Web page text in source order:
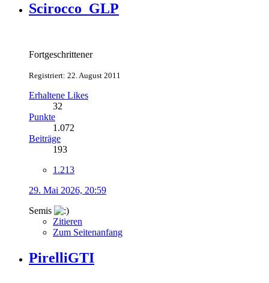
Scirocco_GLP
Fortgeschrittener
Registriert: 22. August 2011
Erhaltene Likes
32
Punkte
1.072
Beiträge
193
1.213
29. Mai 2026, 20:59
Semis
Zitieren
Zum Seitenanfang
PirelliGTI